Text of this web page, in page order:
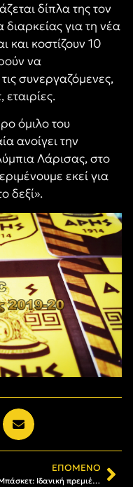
δίπλα της τον
διαρκείας για τη νέα
και κοστίζουν 10
να
συνεργαζόμενες,
όμιλο του
ανοίγει την
Λάρισας, στο
εκεί για
δεξί».
ΕΠΌΜΕΝΟ
Μπάσκετ: Ιδανική πρεμιέρα για τις Γυναίκες του ΑΡΗ